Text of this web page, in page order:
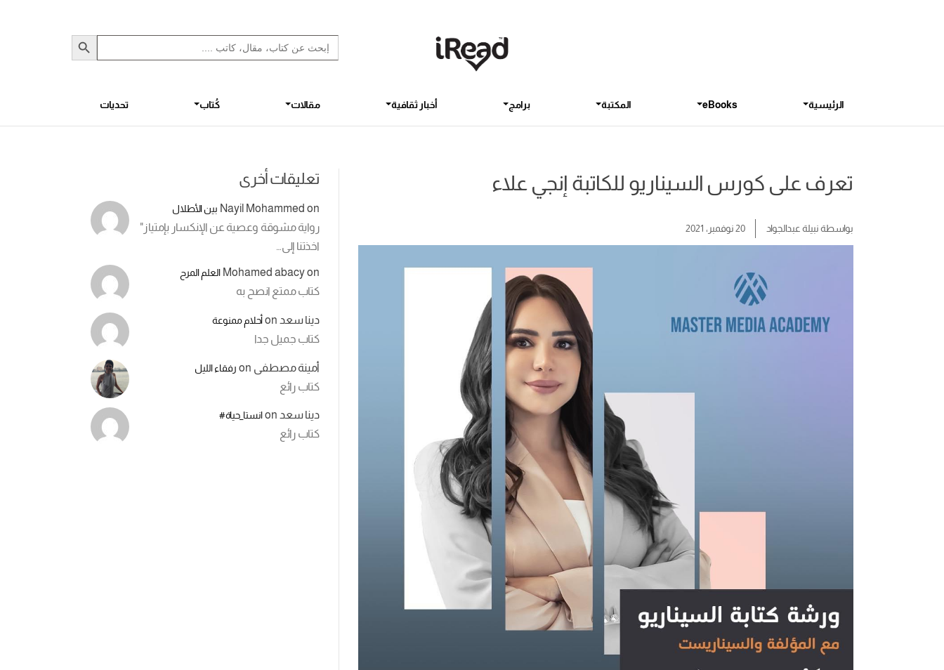
Search
for:
Search Button
الرئيسية eBooks المكتبة برامج أخبار ثقافية مقالات كُتاب تحديات
تعرف على كورس السيناريو للكاتبة إنجي علاء
بواسطةنبيلة عبدالجواد 20 نوفمبر، 2021
تعليقات أخرى
Nayil Mohammed on بين الأطلال
رواية مشوقة وعصية عن الإنكسار بإمتياز"
اخذتنا إلى…
Mohamed abacyon العلم المرح
كتاب ممتع انصح به
دينا سعد onأحلام ممنوعة
كتاب جميل جدا
أمينة مصطفى on رفقاء الليل
كتاب رائع
دينا سعد onانستا_حياة#
كتاب رائع